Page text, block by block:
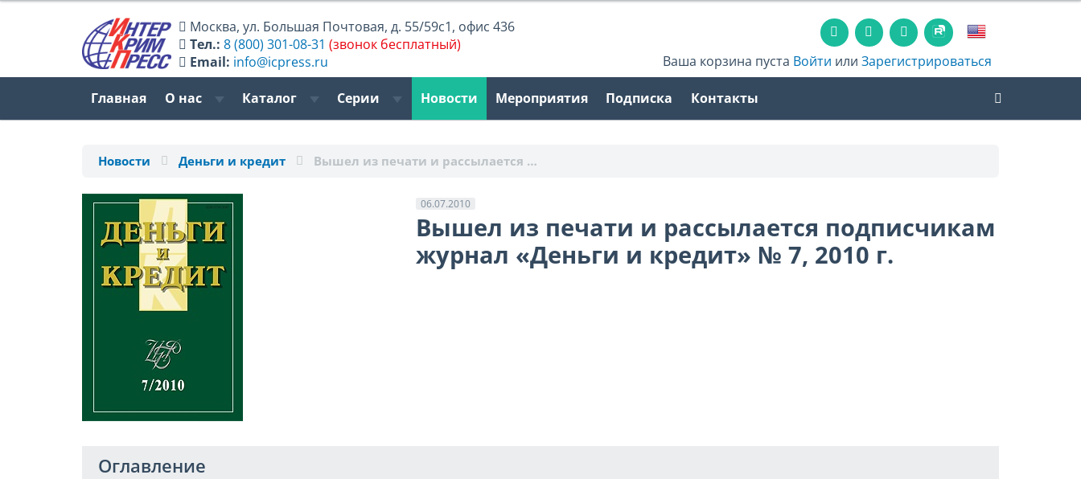
Москва,ул. Большая Почтовая, д. 55/59с1, офис 436
Тел.: 8 (800) 301-08-31 (звонок бесплатный)
Email: info@icpress.ru Ваша корзина пуста Войти илиЗарегистрироваться
Главная О нас Каталог Серии Новости Мероприятия Подписка Контакты
Новости Деньги и кредит Вышел из печати и рассылается …
06.07.2010
Вышел из печати и рассылается подписчикам
журнал «Деньги и кредит» № 7, 2010 г.
Оглавление